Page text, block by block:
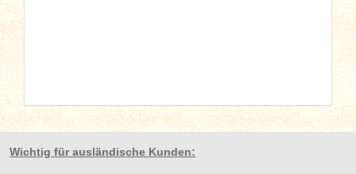
Wichtig für ausländische Kunden: